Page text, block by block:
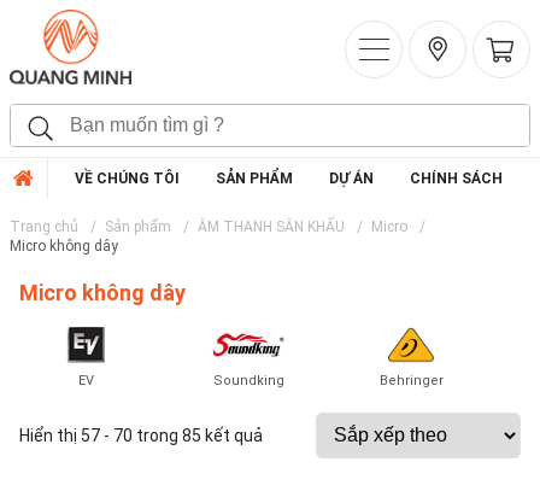
VỀ CHÚNG TÔI SẢN PHẨM DỰ ÁN CHÍNH SÁCH
Trang chủ Sản phẩm ÂM THANH SÂN KHẤU
Micro
Micro không dây
Micro không dây
EV Soundking Behringer
Hiển thị 57 - 70 trong 85 kết quả